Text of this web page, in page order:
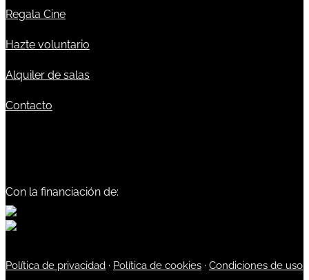
Regala Cine
Hazte voluntario
Alquiler de salas
Contacto
Con la financiación de:
Política de privacidad · Política de cookies · Condiciones de uso